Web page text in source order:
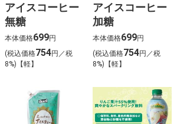
アイスコーヒー
無糖
本体価格699円
(税込価格754円／税
8%)【軽】
アイスコーヒー
加糖
本体価格699円
(税込価格754円／税
8%)【軽】